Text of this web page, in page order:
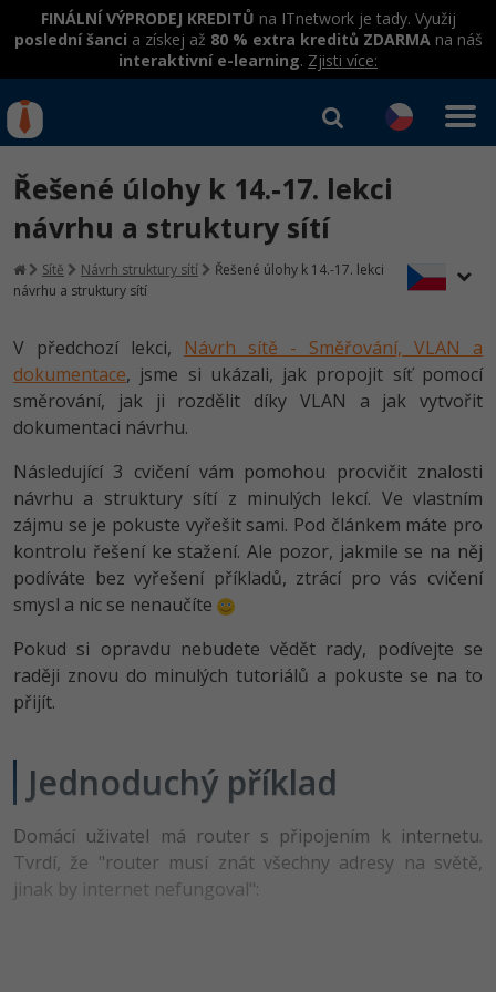
FINÁLNÍ VÝPRODEJ KREDITŮ na ITnetwork je tady. Využij
poslední šanci a získej až 80 % extra kreditů ZDARMAna náš
interaktivní e-learning. Zjisti více:
IT kurzy
Rekvalifikace a kurzy
hrazené úřadem práce
Workshopy zdarma
Datová analýza v praxi
Školení
Základy programování
Objektové programování - OOP
Umělá inteligence
HTML5, CSS3, Bootstrap, SEO
SQL a databáze
Testování a verzování
UML a návrhové vzory
Spring
ASP.NET MVC
Django
Školení dle technologií
C# .NET
Java
PHP
JavaScript
Python
MySQL/MariaDB
MS-SQL
Kurzy IT profesí
Junior programátor
Programátor WWW aplikací
Senior programátor
Vývojář mobilních aplikací
Specialista na AI a bigdata
C# Game developer
Webdesigner
Systémový administrátor
3D grafik
Jak začít?
Java -80%
C#.NET
Python -80%
JavaScript -80%
-80%
C++ -80%
Kotlin
C
VB.NET
Kurzy e-commerce
Testování softwaru
Datová analýza
Digitální gramotnost
Marketing -30%
SEO -30%
Business
Kryptoměny
Copywriting -30%
Přihlásit se| Registrovat
Řešené úlohy k 14.-17. lekci
návrhu a struktury sítí
Sítě Návrh struktury sítí
Řešené úlohy k 14.-17. lekci
návrhu a struktury sítí
V předchozí lekci, Návrh sítě - Směřování, VLAN a
dokumentace, jsme si ukázali, jak propojit síť pomocí
směrování, jak ji rozdělit díky VLAN a jak vytvořit
dokumentaci návrhu.
Následující 3 cvičení vám pomohou procvičit znalosti
návrhu a struktury sítí z minulých lekcí. Ve vlastním
zájmu se je pokuste vyřešit sami. Pod článkem máte pro
kontrolu řešení ke stažení. Ale pozor, jakmile se na něj
podíváte bez vyřešení příkladů, ztrácí pro vás cvičení
smysl a nic se nenaučíte
Pokud si opravdu nebudete vědět rady, podívejte se
raději znovu do minulých tutoriálů a pokuste se na to
přijít.
Jednoduchý příklad
Domácí uživatel má router s připojením k internetu.
Tvrdí, že "router musí znát všechny adresy na světě,
jinak by internet nefungoval":